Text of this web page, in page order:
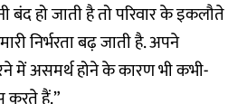
हो जाती है तो परिवार के इकलौते
निर्भरता बढ़ जाती है. अपने
में असमर्थ होने के कारण भी कभी-